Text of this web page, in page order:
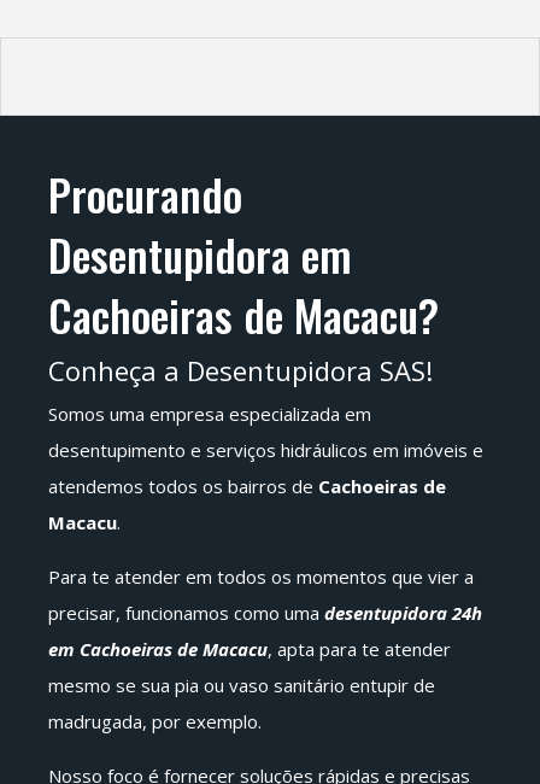
Procurando
Desentupidora em
Cachoeiras de Macacu?
Conheça a Desentupidora SAS!
Somos uma empresa especializada em
desentupimento e serviços hidráulicos em imóveis e
atendemos todos os bairros de Cachoeiras de
Macacu.
Para te atender em todos os momentos que vier a
precisar, funcionamos como uma desentupidora 24h
em Cachoeiras de Macacu, apta para te atender
mesmo se sua pia ou vaso sanitário entupir de
madrugada, por exemplo.
Nosso foco é fornecer soluções rápidas e precisas